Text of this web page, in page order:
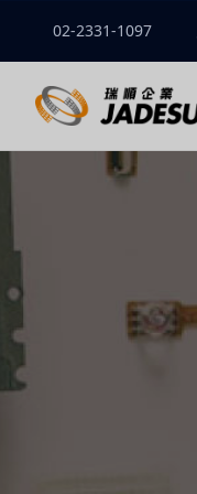
02-2331-1097